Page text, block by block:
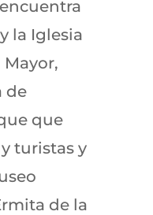
la Iglesia
Mayor,
de
que
turistas y
de la